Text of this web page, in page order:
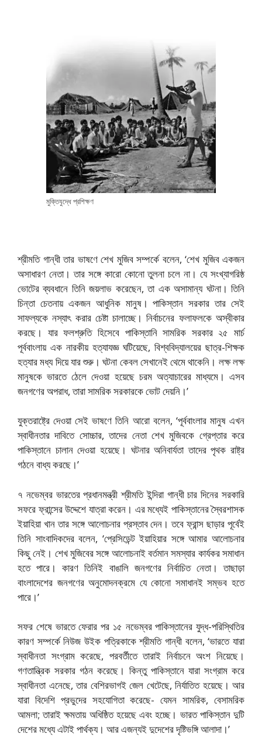
মুক্তিযুদ্ধে প্রশিক্ষণ
শ্রীমতি গান্ধী তার ভাষণে শেখ মুজিব সম্পর্কে বলেন, ‘শেখ মুজিব একজন
অসাধারণ নেতা। তার সঙ্গে কারো কোনো তুলনা চলে না। যে সংখ্যাগরিষ্ঠ
ভোটের ব্যবধানে তিনি জয়লাভ করেছেন, তা এক অসামান্য ঘটনা। তিনি
চিন্তা চেতনায় একজন আধুনিক মানুষ। পাকিস্তান সরকার তার সেই
সাফল্যকে নস্যাৎ করার চেষ্টা চালাচ্ছে। নির্বাচনের ফলাফলকে অস্বীকার
করছে। যার ফলশ্রুতি হিসেবে পাকিস্তানি সামরিক সরকার ২৫ মার্চ
পূর্ববাংলায় এক নারকীয় হত্যাযজ্ঞ ঘটিয়েছে, বিশ্ববিদ্যালয়ের ছাত্র-শিক্ষক
হত্যার মধ্য দিয়ে যার শুরু। ঘটনা কেবল সেখানেই থেমে থাকেনি। লক্ষ লক্ষ
মানুষকে ভারতে ঠেলে দেওয়া হয়েছে চরম অত্যাচারের মাধ্যমে। এসব
জনগণের অপরাধ, তারা সামরিক সরকারকে ভোট দেয়নি।’
যুক্তরাষ্ট্রে দেওয়া সেই ভাষণে তিনি আরো বলেন, ‘পূর্ববাংলার মানুষ এখন
স্বাধীনতার দাবিতে সোচ্চার, তাদের নেতা শেখ মুজিবকে গ্রেপ্তার করে
পাকিস্তানে চালান দেওয়া হয়েছে। ঘটনার অনিবার্যতা তাদের পৃথক রাষ্ট্র
গঠনে বাধ্য করছে।’
৭ নভেম্বর ভারতের প্রধানমন্ত্রী শ্রীমতি ইন্দিরা গান্ধী চার দিনের সরকারি
সফরে ফ্রান্সের উদ্দেশে যাত্রা করেন। এর মধ্যেই পাকিস্তানের স্বৈরশাসক
ইয়াহিয়া খান তার সঙ্গে আলোচনার প্রস্তাব দেন। তবে ফ্রান্স ছাড়ার পূর্বেই
তিনি সাংবাদিকদের বলেন, ‘প্রেসিডেন্ট ইয়াহিয়ার সঙ্গে আমার আলোচনার
কিছু নেই। শেখ মুজিবের সঙ্গে আলোচনাই বর্তমান সমস্যার কার্যকর সমাধান
হতে পারে। কারণ তিনিই বাঙালি জনগণের নির্বাচিত নেতা। তাছাড়া
বাংলাদেশের জনগণের অনুমোদনক্রমে যে কোনো সমাধানই সম্ভব হতে
পারে।’
সফর শেষে ভারতে ফেরার পর ১৫ নভেম্বর পাকিস্তানের যুদ্ধ-পরিস্থিতির
কারণ সম্পর্কে নিউজ উইক পত্রিকাকে শ্রীমতি গান্ধী বলেন, ‘ভারতে যারা
স্বাধীনতা সংগ্রাম করেছে, পরবর্তীতে তারাই নির্বাচনে অংশ নিয়েছে।
গণতান্ত্রিক সরকার গঠন করেছে। কিন্তু পাকিস্তানে যারা সংগ্রাম করে
স্বাধীনতা এনেছে, তার বেশিরভাগই জেল খেটেছে, নির্যাতিত হয়েছে। আর
যারা বিদেশি প্রভুদের সহযোগিতা করেছে- যেমন সামরিক, বেসামরিক
আমলা; তারাই ক্ষমতায় অধিষ্ঠিত হয়েছে এবং হচ্ছে। ভারত পাকিস্তান দুটি
দেশের মধ্যে এটাই পার্থক্য। আর এজন্যই দুদেশের দৃষ্টিভঙ্গি আলাদা।’